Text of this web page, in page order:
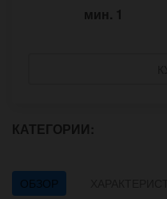
мин. 1
КАТЕГОРИИ:
ОБЗОР